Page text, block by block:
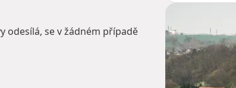
odesílá, se v žádném případě